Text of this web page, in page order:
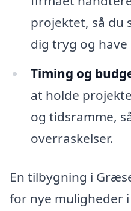
projektet, så du
dig tryg og have
Timing og
at holde
og tidsramme,
overraskelser.
En tilbygning i
for nye muligheder